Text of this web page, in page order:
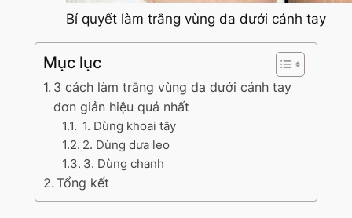
Bí quyết làm trắng vùng da dưới cánh tay
Mục lục
3 cách làm trắng vùng da dưới cánh tay
đơn giản hiệu quả nhất
1. Dùng khoai tây
2. Dùng dưa leo
3. Dùng chanh
Tổng kết